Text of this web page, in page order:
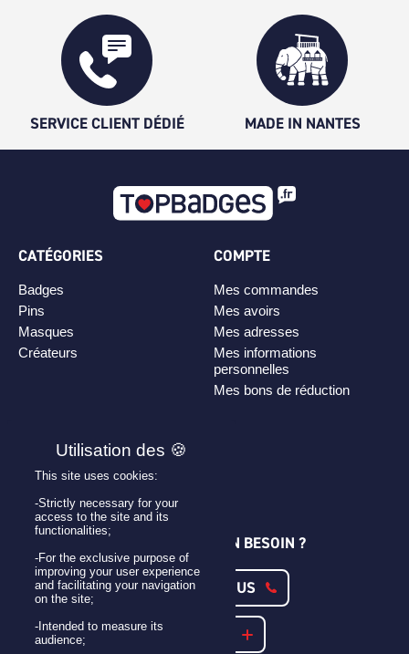
SERVICE CLIENT DÉDIÉ MADE IN NANTES
CATÉGORIES
Badges
Pins
Masques
Créateurs
COMPTE
Mes commandes
Mes avoirs
Mes adresses
Mes informations
personnelles
Mes bons de réduction
PLAN DE SITE
Personnaliser son badge
UNE QUESTION ? UN BESOIN ?
CONTACTEZ-NOUS
NOTRE FAQ
This site uses cookies:
-Strictly necessary for your
access to the site and its
functionalities;
-For the exclusive purpose of
improving your user experience
and facilitating your navigation
on the site;
-Intended to measure its
audience;